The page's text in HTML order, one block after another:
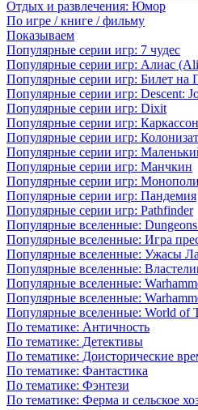
Отдых и развлечения: Юмор
По игре / книге / фильму
Показываем
Популярные серии игр: 7 чудес
Популярные серии игр: Алиас
Популярные серии игр: Билет на
Популярные серии игр: Descent:
Популярные серии игр: Dixit
Популярные серии игр: Каркассон
Популярные серии игр:
Популярные серии игр:
Популярные серии игр: Манчкин
Популярные серии игр:
Популярные серии игр: Пандемия
Популярные серии игр: Pathfinder
Популярные вселенные:
Популярные вселенные: Игра
Популярные вселенные: Ужасы
Популярные вселенные:
Популярные вселенные:
Популярные вселенные:
Популярные вселенные: World of
По тематике: Античность
По тематике: Детективы
По тематике: Доисторические
По тематике: Фантастика
По тематике: Фэнтези
По тематике: Ферма и сельское